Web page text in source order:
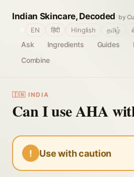
Indian Skincare, Decoded by
Ask Ingredients Guides
Combine
EN हिंदी Hinglish தமிழ்
🇮🇳 INDIA
Can I use AHA
! Use with caution